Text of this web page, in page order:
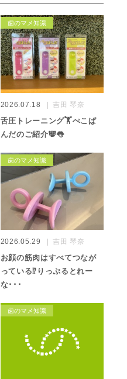
歯のマメ知識
2026.07.18 吉田 琴奈
舌圧トレーニング🏋️ぺこぱ
んだのご紹介🐼👅
歯のマメ知識
2026.05.29 吉田 琴奈
お顔の筋肉はすべてつなが
っている⁉️りっぷるとれー
な･･･
歯のマメ知識